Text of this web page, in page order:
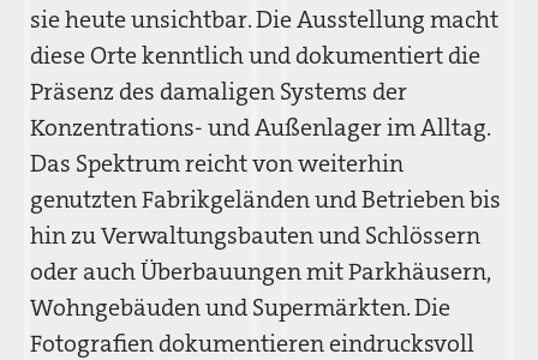
sie heute unsichtbar. Die Ausstellung macht
diese Orte kenntlich und dokumentiert die
Präsenz des damaligen Systems der
Konzentrations- und Außenlager im Alltag.
Das Spektrum reicht von weiterhin
genutzten Fabrikgeländen und Betrieben bis
hin zu Verwaltungsbauten und Schlössern
oder auch Überbauungen mit Parkhäusern,
Wohngebäuden und Supermärkten. Die
Fotografien dokumentieren eindrucksvoll